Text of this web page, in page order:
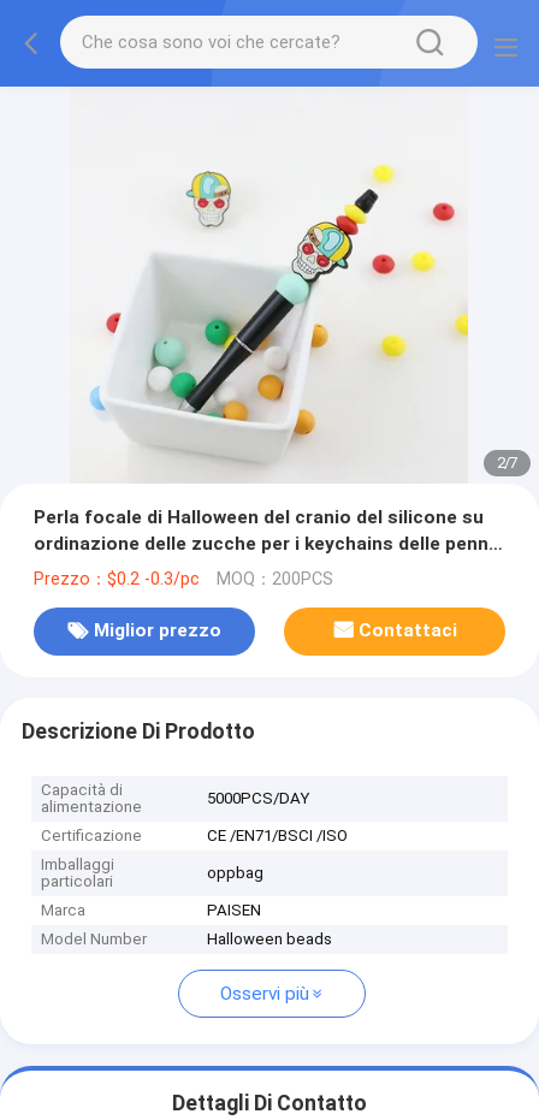
3/7
Perla focale di Halloween del cranio del silicone su
ordinazione delle zucche per i keychains delle penne
di DIY
Prezzo：$0.2 -0.3/pc MOQ：200PCS
Miglior prezzo Contattaci
Descrizione Di Prodotto
Capacità di
alimentazione
5000PCS/DAY
Certificazione
CE /EN71/BSCI /ISO
Imballaggi
particolari
oppbag
Marca
PAISEN
Model Number
Halloween beads
Osservi più
Dettagli Di Contatto